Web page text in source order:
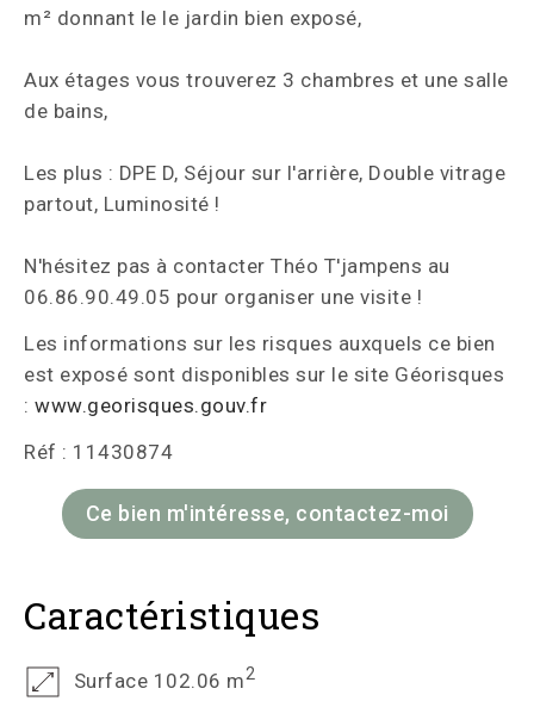
m² donnant le le jardin bien exposé,
Aux étages vous trouverez 3 chambres et une salle
de bains,
Les plus : DPE D, Séjour sur l'arrière, Double vitrage
partout, Luminosité !
N'hésitez pas à contacter Théo T'jampens au
06.86.90.49.05 pour organiser une visite !
Les informations sur les risques auxquels ce bien
est exposé sont disponibles sur le site Géorisques
: www.georisques.gouv.fr
Réf : 11430874
Ce bien m'intéresse, contactez-moi
Caractéristiques
Surface 102.06 m2